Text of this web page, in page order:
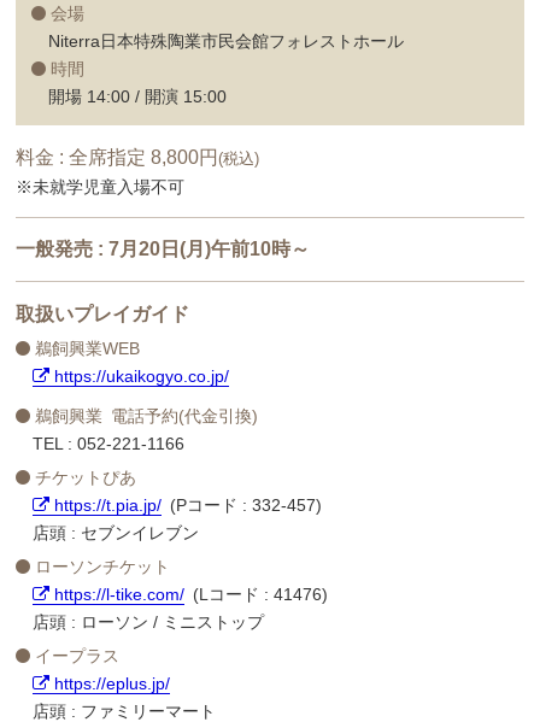
会場
Niterra日本特殊陶業市民会館フォレストホール
時間
開場 14:00 / 開演 15:00
料金 : 全席指定 8,800円(税込)
※未就学児童入場不可
一般発売 : 7月20日(月)午前10時～
取扱いプレイガイド
鵜飼興業WEB
https://ukaikogyo.co.jp/
鵜飼興業 電話予約(代金引換)
TEL : 052-221-1166
チケットぴあ
https://t.pia.jp/ (Pコード : 332-457)
店頭 : セブンイレブン
ローソンチケット
https://l-tike.com/ (Lコード : 41476)
店頭 : ローソン / ミニストップ
イープラス
https://eplus.jp/
店頭 : ファミリーマート